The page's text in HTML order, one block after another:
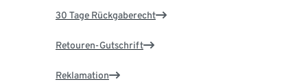
30 Tage Rückgaberecht
Retouren-Gutschrift
Reklamation